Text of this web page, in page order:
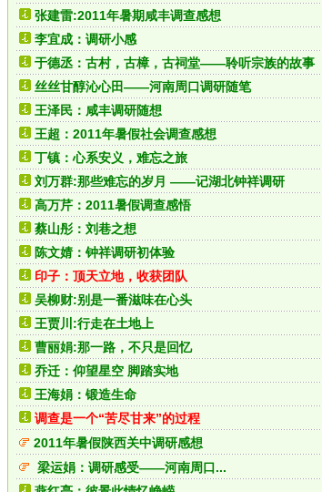
张建雷:2011年暑期咸丰调查感想
李宜成：调研小感
于德丞：古村，古樟，古祠堂——聆听宗族的故事
丝丝甘醇沁心田——河南周口调研随笔
王泽民：咸丰调研随想
王超：2011年暑假社会调查感想
丁镇：心系安义，难忘之旅
刘万群:那些难忘的岁月 ——记湖北钟祥调研
高万芹：2011暑假调查感悟
蔡山彤：刘巷之想
陈文婧：钟祥调研初体验
印子：顶天立地，收获团队
吴柳财:别是一番滋味在心头
王贾川:行走在土地上
曹丽娟:那一路，不只是回忆
乔迁：仰望星空 脚踏实地
王海娟：锻造生命
调查是一个“苦尽甘来”的过程
2011年暑假陕西关中调研感想
梁运娟：调研感受——河南周口...